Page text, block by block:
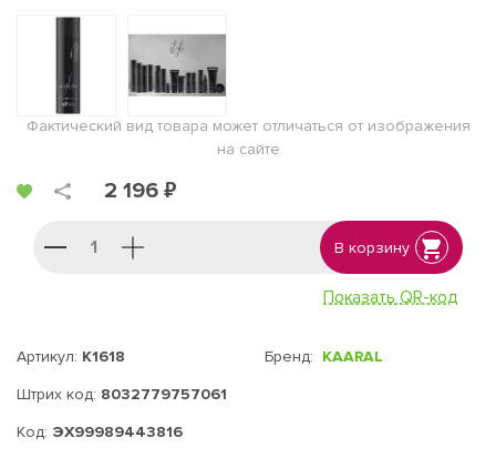
Фактический вид товара может отличаться от изображения
на сайте
2 196 ₽
В корзину
Показать QR-код
Артикул: K1618
Штрих код: 8032779757061
Код: ЭХ99989443816
Бренд: KAARAL